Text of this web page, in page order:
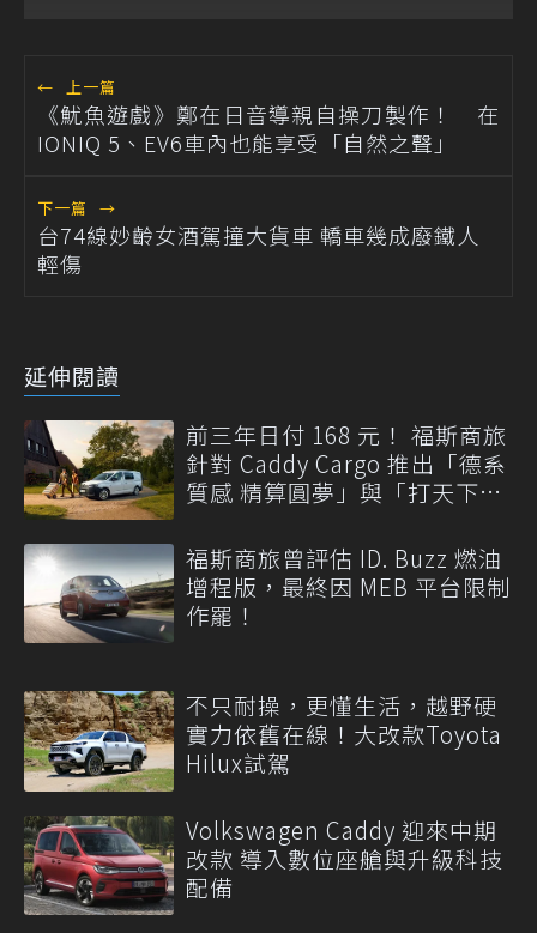
← 上一篇
《魷魚遊戲》鄭在日音導親自操刀製作！ 在
IONIQ 5、EV6車內也能享受「自然之聲」
下一篇 →
台74線妙齡女酒駕撞大貨車 轎車幾成廢鐵人
輕傷
延伸閱讀
前三年日付 168 元！ 福斯商旅
針對 Caddy Cargo 推出「德系
質感 精算圓夢」與「打天下」
福斯商旅曾評估 ID. Buzz 燃油
增程版，最終因 MEB 平台限制
作罷！
不只耐操，更懂生活，越野硬
實力依舊在線！大改款Toyota
Hilux試駕
Volkswagen Caddy 迎來中期
改款 導入數位座艙與升級科技
配備